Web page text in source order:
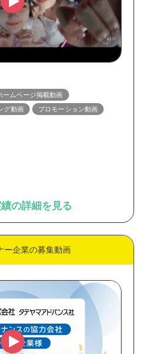
ームページ掲載動画
グ動画
プロモーション動画
の詳細を見る
ー企業の募集動画